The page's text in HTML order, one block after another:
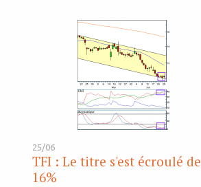
25/06
TFI : Le titre s'est écroulé de
16%